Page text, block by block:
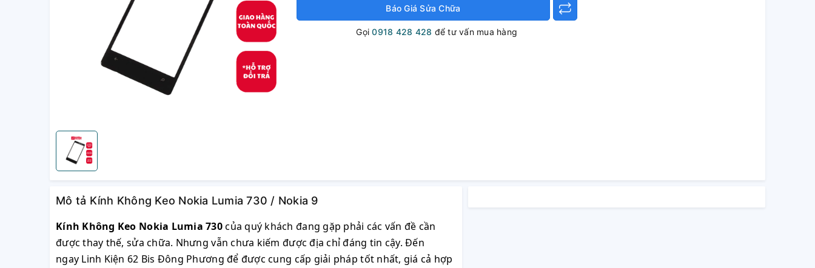
Báo Giá Sửa Chữa
Gọi0918 428 428 để tư vấn mua hàng
Mô tả Kính Không Keo Nokia Lumia 730 / Nokia 9
Kính Không Keo Nokia Lumia 730của quý khách đang gặp phải các vấn đề cần
được thay thế, sửa chữa. Nhưng vẫn chưa kiếm được địa chỉ đáng tin cậy. Đến
ngay Linh Kiện 62 Bis Đông Phương để được cung cấp giải pháp tốt nhất, giá cả hợp